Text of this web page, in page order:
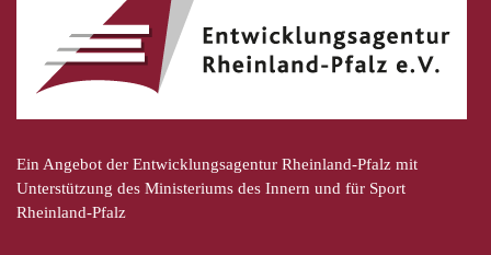
Ein Angebot der Entwicklungsagentur Rheinland-Pfalz mit
Unterstützung des Ministeriums des Innern und für Sport
Rheinland-Pfalz